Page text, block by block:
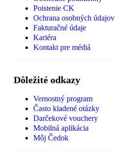
Poistenie CK
Ochrana osobných údajov
Fakturačné údaje
Kariéra
Kontakt pre médiá
Dôležité odkazy
Vernostný program
Často kladené otázky
Darčekové vouchery
Mobilná aplikácia
Môj Čedok